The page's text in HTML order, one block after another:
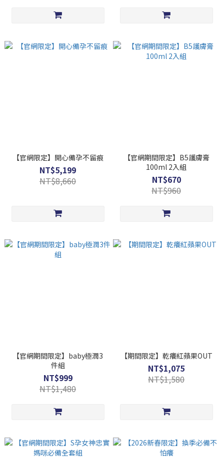
【官網限定】開心備孕不留痕
NT$5,199
NT$8,660
【官網期間限定】B5護膚膏
100ml 2入組
NT$670
NT$960
【官網期間限定】baby極潤3
件組
NT$999
NT$1,480
【期間限定】乾癢紅蘋果OUT
NT$1,075
NT$1,580